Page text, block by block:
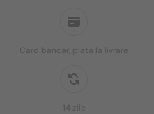
Card bancar, plata la livrare
14 zile